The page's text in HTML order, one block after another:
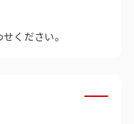
ください。